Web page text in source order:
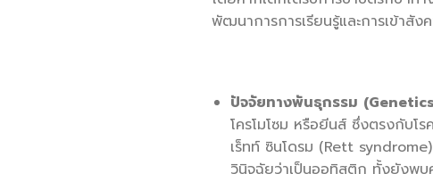
พัฒนาการการเรียนรู้และการเข้าสัง
ปัจจัยทางพันธุกรรม
โครโมโซม หรือยีนส์ ซึ่งตรงกับโ
เร็ทท์ ซินโดรม (Rett
วินิจฉัยว่าเป็นออทิสติก ทั้งยังพบ